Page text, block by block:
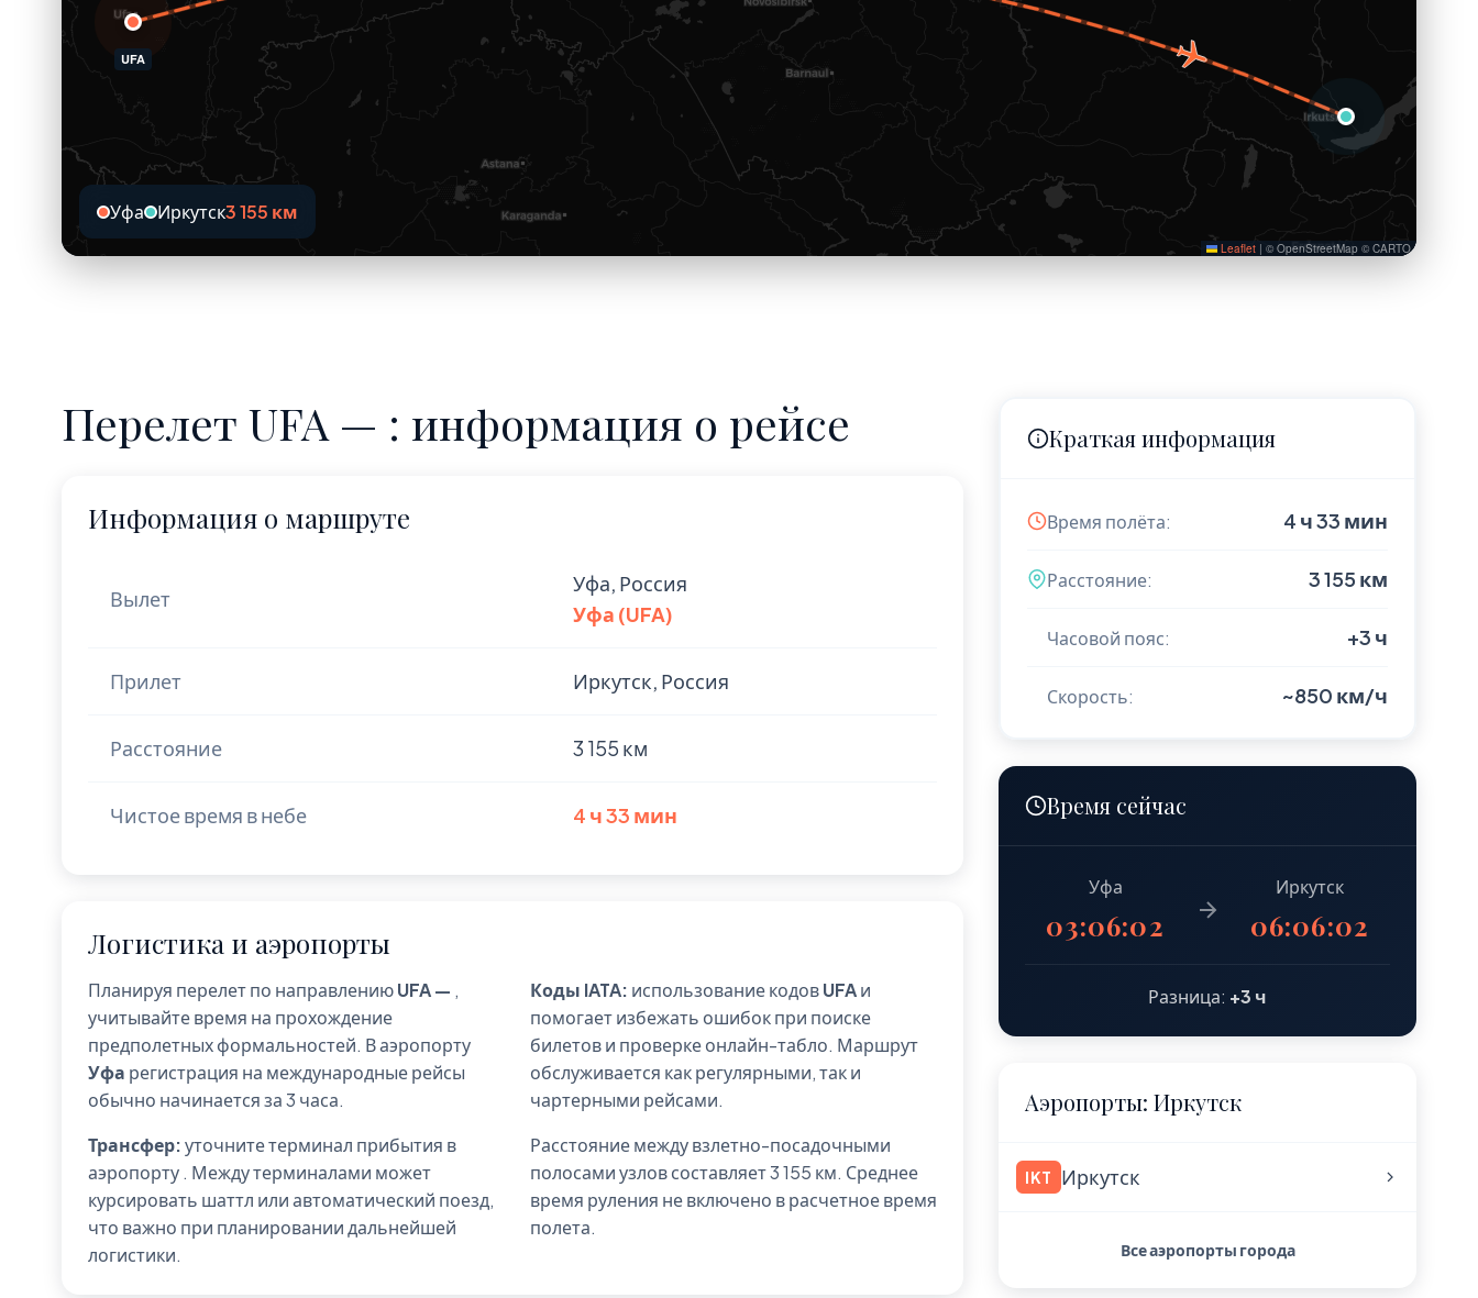
UFA
Leaflet | © OpenStreetMap © CARTO
Уфа Иркутск3 155 км
Перелет UFA — : информация о рейсе
Информация о маршруте
Вылет
Уфа, Россия
Уфа (UFA)
Прилет Иркутск, Россия
Расстояние 3 155 км
Чистое время в небе 4 ч 33 мин
Логистика и аэропорты
Планируя перелет по направлениюUFA — ,
учитывайте время на прохождение
предполетных формальностей. В аэропорту
Уфа регистрация на международные рейсы
обычно начинается за 3 часа.
Трансфер:уточните терминал прибытия в
аэропорту . Между терминалами может
курсировать шаттл или автоматический поезд,
что важно при планировании дальнейшей
логистики.
Коды IATA: использование кодовUFAи
помогает избежать ошибок при поиске
билетов и проверке онлайн-табло. Маршрут
обслуживается как регулярными, так и
чартерными рейсами.
Расстояние между взлетно-посадочными
полосами узлов составляет 3 155 км. Среднее
время руления не включено в расчетное время
полета.
Краткая информация
Время полёта: 4 ч 33 мин
Расстояние: 3 155 км
Часовой пояс: +3 ч
Скорость: ~850 км/ч
Время сейчас
Уфа
03:06:04
Иркутск
06:06:04
Разница: +3 ч
Аэропорты: Иркутск
IKT Иркутск
Все аэропорты города